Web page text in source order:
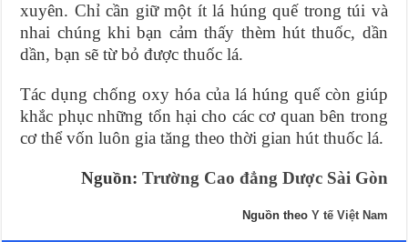
xuyên. Chỉ cần giữ một ít lá húng quế trong túi và
nhai chúng khi bạn cảm thấy thèm hút thuốc, dần
dần, bạn sẽ từ bỏ được thuốc lá.
Tác dụng chống oxy hóa của lá húng quế còn giúp
khắc phục những tổn hại cho các cơ quan bên trong
cơ thể vốn luôn gia tăng theo thời gian hút thuốc lá.
Nguồn: Trường Cao đẳng Dược Sài Gòn
Nguồn theo Y tế Việt Nam